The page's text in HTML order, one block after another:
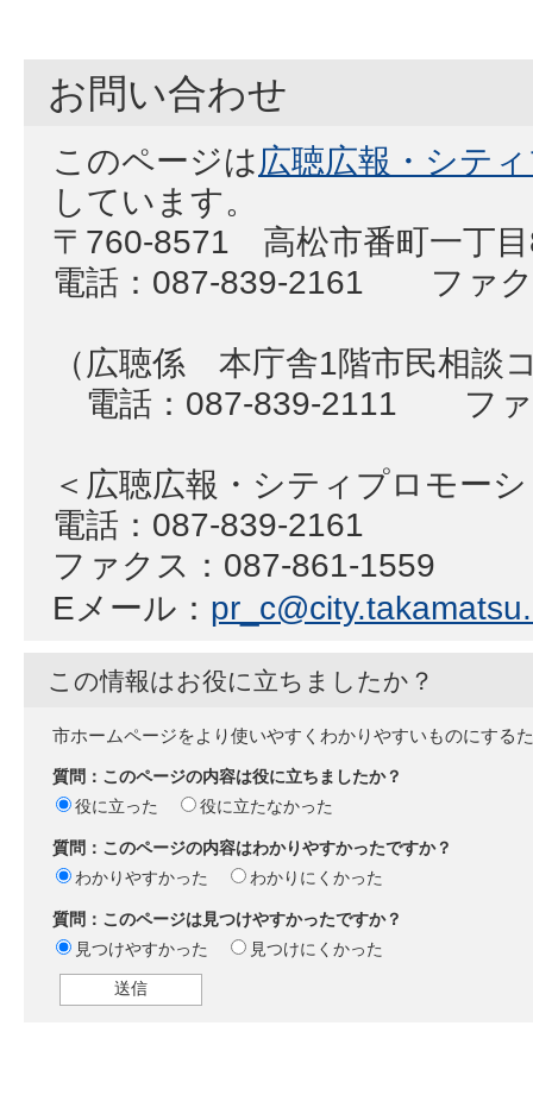
お問い合わせ
このページは広聴広報・シテ
しています。
〒760-8571 高松市番町一丁
電話：087-839-2161 ファク
（広聴係 本庁舎1階市民相談
電話：087-839-2111 ファ
＜広聴広報・シティプロモー
電話：087-839-2161
ファクス：087-861-1559
Eメール：
この情報はお役に立ちましたか？
市ホームページをより使いやすくわかりやすいものにする
質問：このページの内容は役に立ちましたか？
役に立った
役に立たなかった
質問：このページの内容はわかりやすかったですか？
わかりやすかった
わかりにくかった
質問：このページは見つけやすかったですか？
見つけやすかった
見つけにくかった